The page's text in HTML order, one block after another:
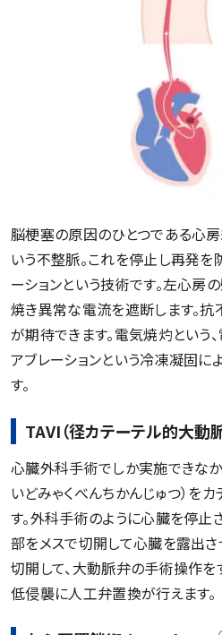
脳梗塞の原因のひとつである心房
いう不整脈。これを停止し再発を
ーションという技術です。左心房
焼き異常な電流を遮断します。
が期待できます。電気焼灼という
アブレーションという冷凍凝固に
す。
TAVI（径カテーテル的大動
心臓外科手術でしか実施できな
いどみゃくべんちかんじゅつ）を
す。外科手術のように心臓を停止
部をメスで切開して心臓を露出さ
切開して、大動脈弁の手術操作を
低侵襲に人工弁置換が行えます。